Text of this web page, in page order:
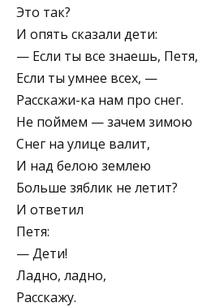
Это так?
И опять сказали дети:
— Если ты все знаешь, Петя,
Если ты умнее всех, —
Расскажи-ка нам про снег.
Не поймем — зачем зимою
Снег на улице валит,
И над белою землею
Больше зяблик не летит?
И ответил
Петя:
— Дети!
Ладно, ладно,
Расскажу.